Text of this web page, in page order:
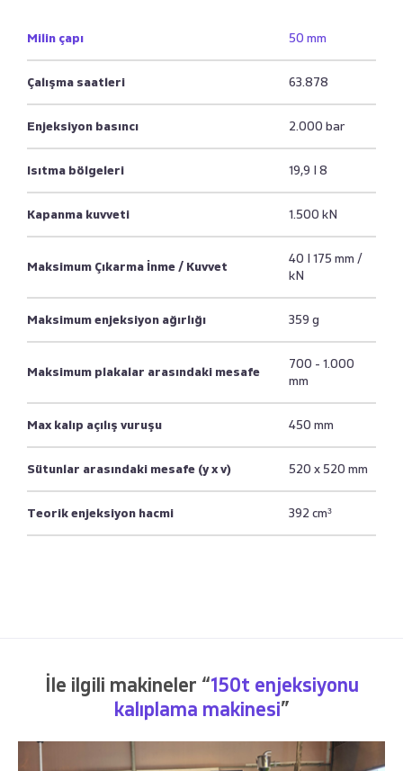
Milin çapı 50 mm
Çalışma saatleri 63.878
Enjeksiyon basıncı 2.000 bar
Isıtma bölgeleri 19,9 I 8
Kapanma kuvveti 1.500 kN
Maksimum Çıkarma İnme / Kuvvet
40 I 175 mm /
kN
Maksimum enjeksiyon ağırlığı 359 g
Maksimum plakalar arasındaki mesafe
700 - 1.000
mm
Max kalıp açılış vuruşu 450 mm
Sütunlar arasındaki mesafe (y x v) 520 x 520 mm
Teorik enjeksiyon hacmi 392 cm³
İle ilgili makineler “150t enjeksiyonu
kalıplama makinesi”